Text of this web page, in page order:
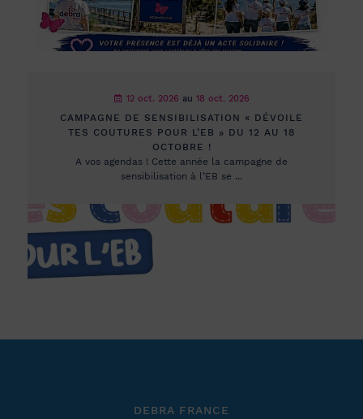
12 oct. 2026 au 18 oct. 2026
CAMPAGNE DE SENSIBILISATION « DÉVOILE
TES COUTURES POUR L’EB » DU 12 AU 18
OCTOBRE !
A vos agendas ! Cette année la campagne de
sensibilisation à l’EB se ...
DEBRA FRANCE